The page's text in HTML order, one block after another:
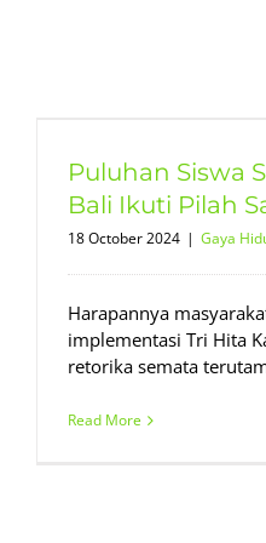
Puluhan Siswa
Bali Ikuti Pilah
18 October 2024 | Gaya
Harapannya
implementasi Tri Hita
retorika semata
Read More